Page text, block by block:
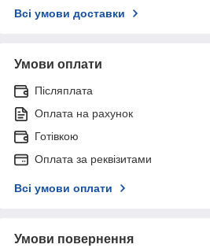
Всі умови доставки
Умови оплати
Післяплата
Оплата на рахунок
Готівкою
Оплата за реквізитами
Всі умови оплати
Умови повернення